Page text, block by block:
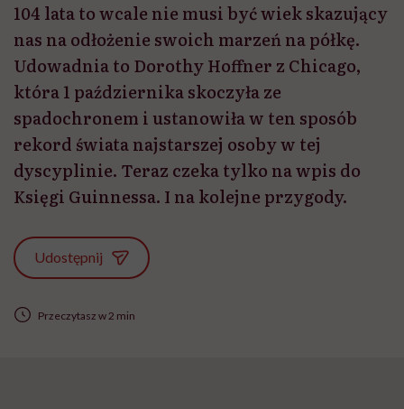
104 lata to wcale nie musi być wiek skazujący
nas na odłożenie swoich marzeń na półkę.
Udowadnia to Dorothy Hoffner z Chicago,
która 1 października skoczyła ze
spadochronem i ustanowiła w ten sposób
rekord świata najstarszej osoby w tej
dyscyplinie. Teraz czeka tylko na wpis do
Księgi Guinnessa. I na kolejne przygody.
Udostępnij
Przeczytasz w 2 min